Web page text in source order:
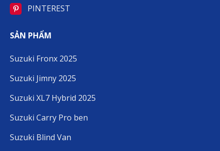
PINTEREST
SẢN PHẨM
Suzuki Fronx 2025
Suzuki Jimny 2025
Suzuki XL7 Hybrid 2025
Suzuki Carry Pro ben
Suzuki Blind Van